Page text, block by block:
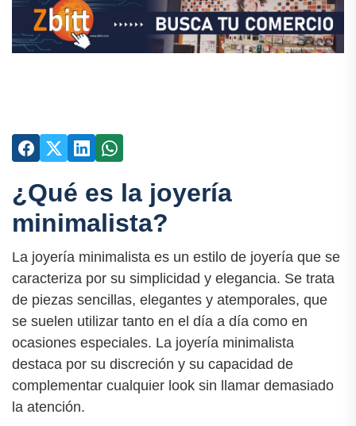
¿Qué es la joyería
minimalista?
La joyería minimalista es un estilo de joyería que se
caracteriza por su simplicidad y elegancia. Se trata
de piezas sencillas, elegantes y atemporales, que
se suelen utilizar tanto en el día a día como en
ocasiones especiales. La joyería minimalista
destaca por su discreción y su capacidad de
complementar cualquier look sin llamar demasiado
la atención.